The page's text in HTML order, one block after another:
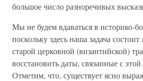
большое число разноречивых
Мы не будем вдаваться в историко-
поскольку здесь наша задача
старой церковной (византийской)
восстановить даты, связанные с
Отметим, что, существует ясно